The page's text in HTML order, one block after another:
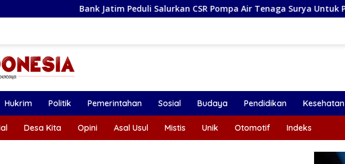
Bank Jatim Peduli Salurkan CSR Pompa Air Tenaga Surya Untuk Petani Pacitan
Hukrim Politik Pemerintahan Sosial Budaya Pendidikan Kesehatan
Desa Kita Opini Asal Usul Mistis Unik Otomotif Indeks